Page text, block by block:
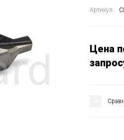
Артикул:
Цена